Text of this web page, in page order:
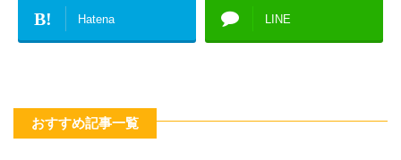
B! Hatena LINE
おすすめ記事一覧